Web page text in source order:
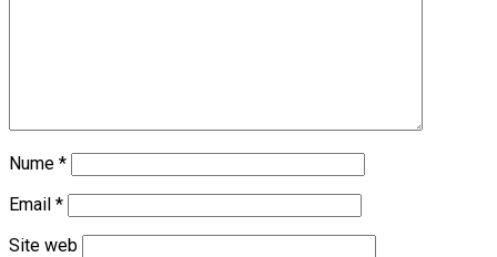
Nume *
Email *
Site web